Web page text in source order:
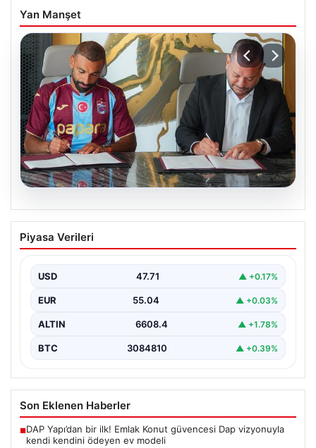
Yan Manşet
06.08.2026
Trabzonspor Salah’ın maliyetini
açıkladı!
Piyasa Verileri
USD 47.71 ▲ +0.17%
EUR 55.04 ▲ +0.03%
ALTIN 6608.4 ▲ +1.78%
BTC 3084810 ▲ +0.39%
Son Eklenen Haberler
■DAP Yapı’dan bir ilk! Emlak Konut güvencesi Dap vizyonuyla
kendi kendini ödeyen ev modeli